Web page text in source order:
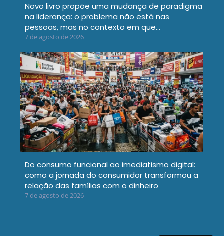
Novo livro propõe uma mudança de paradigma
na liderança: o problema não está nas
pessoas, mas no contexto em que…
7 de agosto de 2026
Do consumo funcional ao imediatismo digital:
como a jornada do consumidor transformou a
relação das famílias com o dinheiro
7 de agosto de 2026